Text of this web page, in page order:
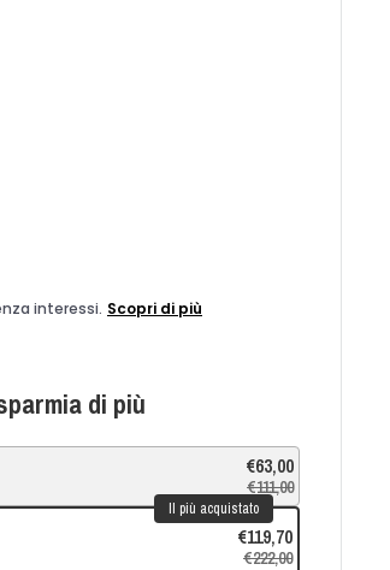
di più
€63,00
€111,00
€119,70
€222,00
Il più acquistato